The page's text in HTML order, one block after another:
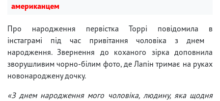
американцем
Про народження первістка Торрі повідомила в
інстаграмі під час привітання чоловіка з днем ​​
народження. Звернення до коханого зірка доповнила
зворушливим чорно-білим фото, де Лапін тримає на руках
новонароджену дочку.
«З днем ​​народження мого чоловіка, людину, яка щодня